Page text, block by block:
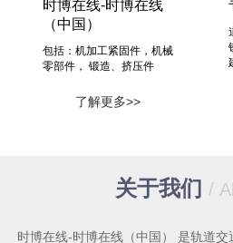
时博在线-时博在线
（中国）
包括：机加工紧固件，机械
零部件， 锻造、挤压件
了解更多>>
关于我们 /
时博在线-时博在线（中国） 是轨道